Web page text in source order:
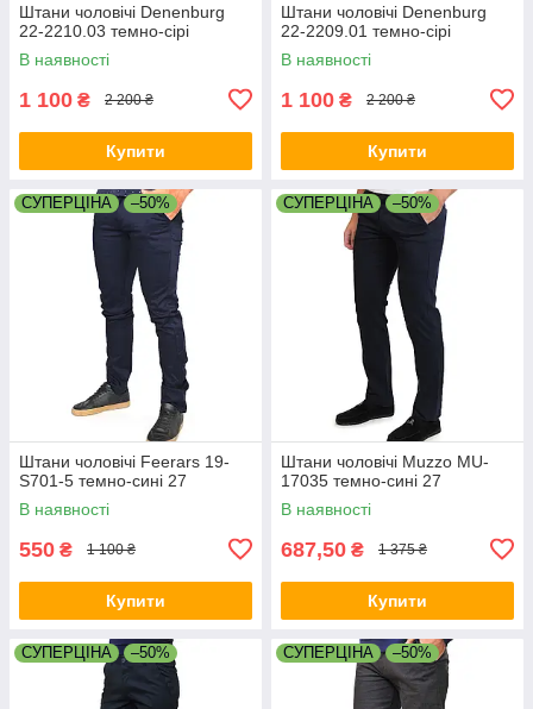
Штани чоловічі Denenburg
22-2210.03 темно-сірі
В наявності
1 100 ₴ 2 200 ₴
Купити
Штани чоловічі Denenburg
22-2209.01 темно-сірі
В наявності
1 100 ₴ 2 200 ₴
Купити
СУПЕРЦІНА –50%
Штани чоловічі Feerars 19-
S701-5 темно-сині 27
В наявності
550 ₴ 1 100 ₴
Купити
СУПЕРЦІНА –50%
Штани чоловічі Muzzo MU-
17035 темно-сині 27
В наявності
687,50 ₴ 1 375 ₴
Купити
СУПЕРЦІНА –50% СУПЕРЦІНА –50%